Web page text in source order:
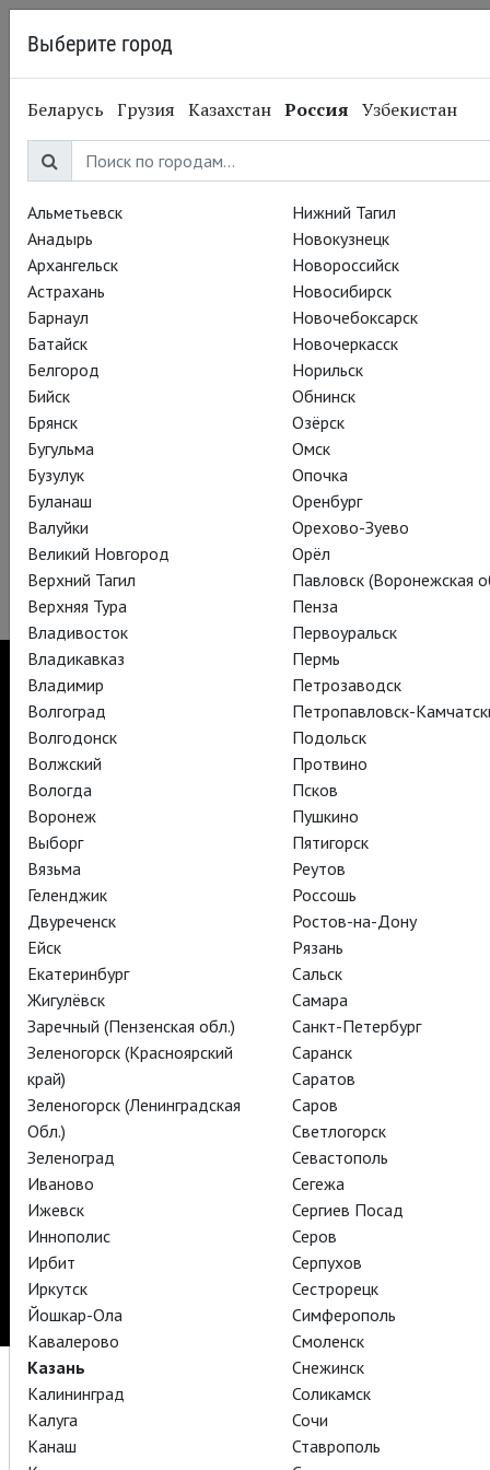
Театр
опера»
О театре
Оперный театр в США, один из центров мировой
музыкально-театральной культуры. Основан в Нью-Йорке в
1880 году на средства богатейших нью-йоркских семей в
1880 году в качестве альтернативы Музыкальной
академии.
С 1966 года базируется в Линкольн-центре.Современное
здание театра построено в стиле позднего модернизма.
Зрительный зал рассчитан на 3800 мест.
TheatreHD
TheatreHD Опера
TheatreHD Балет в кино
АРТ-ЛЕКТОРИЙ В КИНО
АРТ-ЛЕКТОРИЙ В КИНО
TheatreHD
TheatreHD Опера
TheatreHD Балет в кино
АРТ-ЛЕКТОРИЙ В КИНО
TheatreHD
Подписаться на рассылку
Поддержать
Стать волонтёром
Как организовать показ в вашем городе
Контакты
18+
Выберите город
Беларусь Грузия Казахстан Россия Узбекистан
Альметьевск
Анадырь
Архангельск
Астрахань
Барнаул
Батайск
Белгород
Бийск
Брянск
Бугульма
Бузулук
Буланаш
Валуйки
Великий Новгород
Верхний Тагил
Верхняя Тура
Владивосток
Владикавказ
Владимир
Волгоград
Волгодонск
Волжский
Вологда
Воронеж
Выборг
Вязьма
Геленджик
Двуреченск
Ейск
Екатеринбург
Жигулёвск
Заречный (Пензенская обл.)
Зеленогорск (Красноярский
край)
Зеленогорск (Ленинградская
Обл.)
Зеленоград
Иваново
Ижевск
Иннополис
Ирбит
Иркутск
Йошкар-Ола
Кавалерово
Казань
Калининград
Калуга
Канаш
Нижний Тагил
Новокузнецк
Новороссийск
Новосибирск
Новочебоксарск
Новочеркасск
Норильск
Обнинск
Озёрск
Омск
Опочка
Оренбург
Орехово-Зуево
Орёл
Павловск (Воронежская
Пенза
Первоуральск
Пермь
Петрозаводск
Петропавловск-
Подольск
Протвино
Псков
Пушкино
Пятигорск
Реутов
Россошь
Ростов-на-Дону
Рязань
Сальск
Самара
Санкт-Петербург
Саранск
Саратов
Саров
Светлогорск
Севастополь
Сегежа
Сергиев Посад
Серов
Серпухов
Сестрорецк
Симферополь
Смоленск
Снежинск
Соликамск
Сочи
Ставрополь